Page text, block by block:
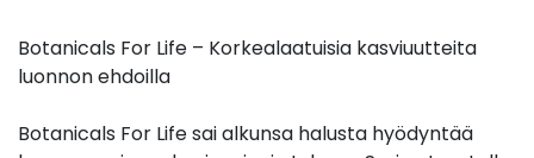
Botanicals For Life – Korkealaatuisia kasviuutteita
luonnon ehdoilla
Botanicals For Life sai alkunsa halusta hyödyntää